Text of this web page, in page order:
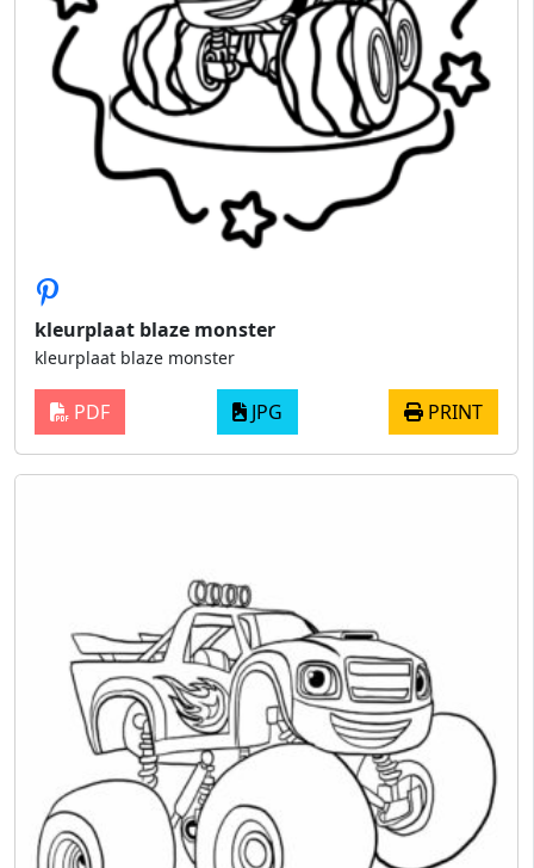
kleurplaat blaze monster
kleurplaat blaze monster
PDF JPG PRINT